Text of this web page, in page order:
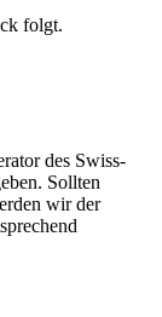
folgt.
des Swiss-
Sollten
wir der